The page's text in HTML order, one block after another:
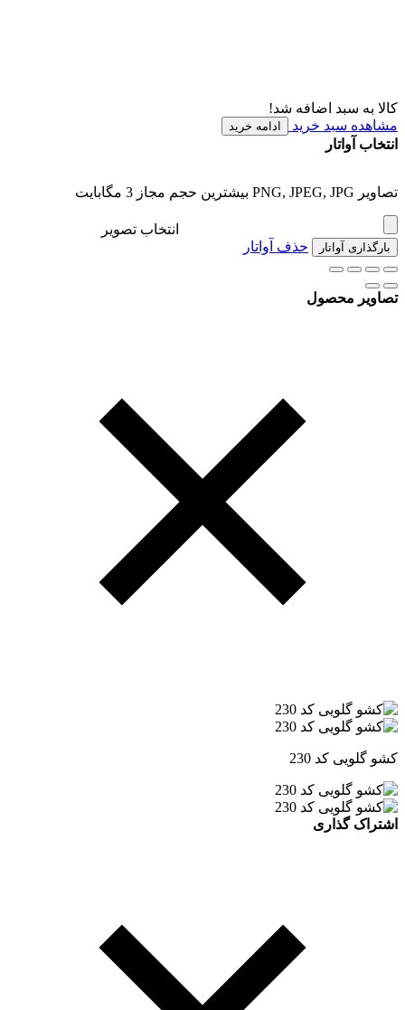
کالا به سبد اضافه شد!
مشاهده سبد خرید
ادامه خرید
انتخاب آواتار
تصاویر PNG, JPEG, JPG بیشترین حجم مجاز 3 مگابایت
انتخاب تصویر
بارگذاری آواتار حذف آواتار
تصاویر محصول
کشو گلویی کد 230
اشتراک گذاری